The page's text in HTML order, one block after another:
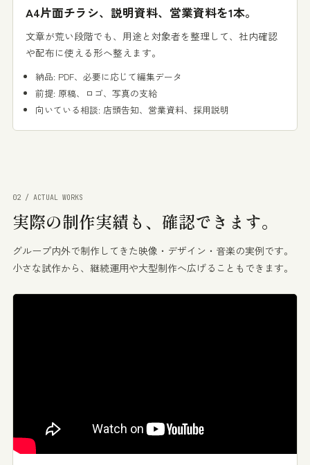
A4片面チラシ、説明資料、営業資料を1本。
文章が荒い段階でも、用途と対象者を整理して、社内確認
や配布に使える形へ整えます。
納品: PDF、必要に応じて編集データ
前提: 原稿、ロゴ、写真の支給
向いている相談: 店頭告知、営業資料、採用説明
02 / ACTUAL WORKS
実際の制作実績も、 確認できます。
グループ内外で制作してきた映像・デザイン・音楽の実例です。
小さな試作から、継続運用や大型制作へ広げることもできます。